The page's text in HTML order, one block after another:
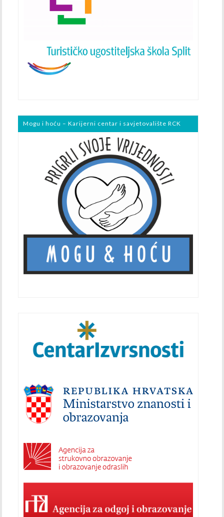
Mogu i hoću – Karijerni centar i savjetovalište RCK